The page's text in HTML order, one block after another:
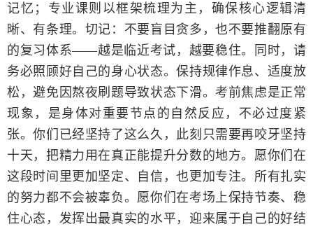
记忆；专业课则以框架梳理为主，确保核心逻辑清
晰、有条理。切记：不要盲目贪多，也不要推翻原有
的复习体系——越是临近考试，越要稳住。同时，请
务必照顾好自己的身心状态。保持规律作息、适度放
松，避免因熬夜刷题导致状态下滑。考前焦虑是正常
现象，是身体对重要节点的自然反应，不必过度紧
张。你们已经坚持了这么久，此刻只需要再咬牙坚持
十天，把精力用在真正能提升分数的地方。愿你们在
这段时间里更加坚定、自信，也更加专注。所有扎实
的努力都不会被辜负。愿你们在考场上保持节奏、稳
住心态，发挥出最真实的水平，迎来属于自己的好结